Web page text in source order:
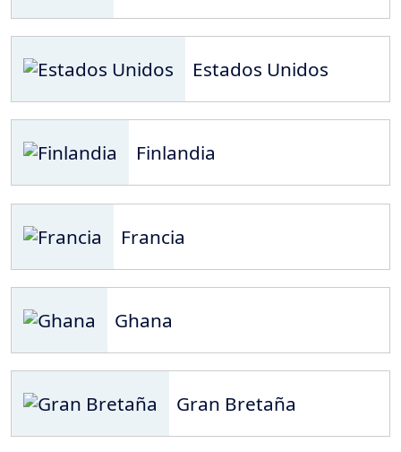
Estados Unidos
Finlandia
Francia
Ghana
Gran Bretaña